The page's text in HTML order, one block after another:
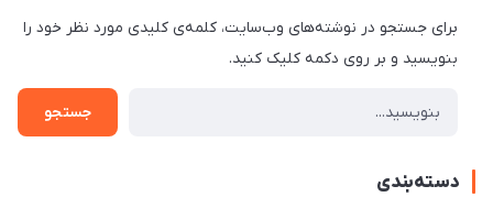
برای جستجو در نوشته‌های وب‌سایت، کلمه‌ی کلیدی مورد نظر خود را
بنویسید و بر روی دکمه کلیک کنید.
جستجو
دسته‌بندی